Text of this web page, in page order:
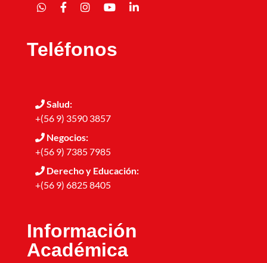
Teléfonos
Salud:
+(56 9) 3590 3857
Negocios:
+(56 9) 7385 7985
Derecho y Educación:
+(56 9) 6825 8405
Información
Académica